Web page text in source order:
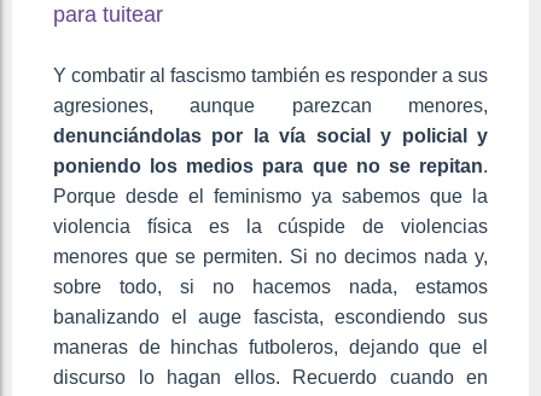
para tuitear
Y combatir al fascismo también es responder a sus
agresiones, aunque parezcan menores,
denunciándolas por la vía social y policial y
poniendo los medios para que no se repitan.
Porque desde el feminismo ya sabemos que la
violencia física es la cúspide de violencias
menores que se permiten. Si no decimos nada y,
sobre todo, si no hacemos nada, estamos
banalizando el auge fascista, escondiendo sus
maneras de hinchas futboleros, dejando que el
discurso lo hagan ellos. Recuerdo cuando en